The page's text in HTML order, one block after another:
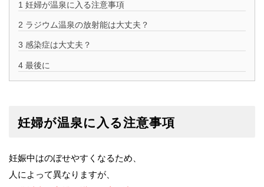
1 妊婦が温泉に入る注意事項
2 ラジウム温泉の放射能は大丈夫？
3 感染症は大丈夫？
4 最後に
妊婦が温泉に入る注意事項
妊娠中はのぼせやすくなるため、
人によって異なりますが、